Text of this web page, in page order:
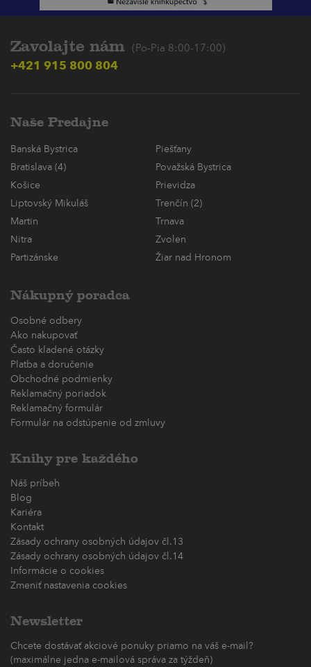
Zavolajte nám (Po-Pia 8:00-17:00)
+421 915 800 804
Naše Predajne
Banská Bystrica
Piešťany
Bratislava (4)
Považská Bystrica
Košice
Prievidza
Liptovský Mikuláš
Trenčín (2)
Martin
Trnava
Nitra
Zvolen
Partizánske
Žiar nad Hronom
Nákupný poradca
Osobné odbery
Ako nakupovať
Často kladené otázky
Platba a doručenie
Obchodné podmienky
Reklamačný poriadok
Reklamačný formulár
Formulár na odstúpenie od zmluvy
Knihy pre každého
Náš príbeh
Blog
Kariéra
Kontakt
Zásady ochrany osobných údajov čl.13
Zásady ochrany osobných údajov čl.14
Informácie o cookies
Zmeniť nastavenia cookies
Newsletter
Chcete dostávať akciové ponuky priamo na váš e-mail?
(maximálne jedna e-mailová správa za týždeň)